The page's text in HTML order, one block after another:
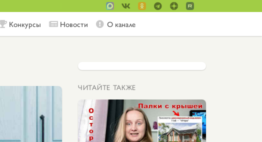
Конкурсы Новости О канале
ЧИТАЙТЕ ТАКЖЕ